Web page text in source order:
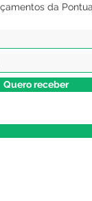
da
Quero receber